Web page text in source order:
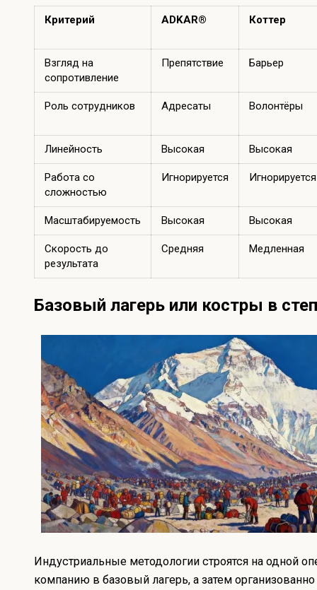
Критерий ADKAR® Коттер
Взгляд на
сопротивление
Препятствие Барьер
Роль сотрудников Адресаты Волонтёры
Линейность Высокая Высокая
Работа со
сложностью
Игнорируется Игнорируется
Масштабируемость Высокая Высокая
Скорость до
результата
Средняя Медленная
Базовый лагерь или костры в
Индустриальные методологии строятся на одной
компанию в базовый лагерь, а затем организованно